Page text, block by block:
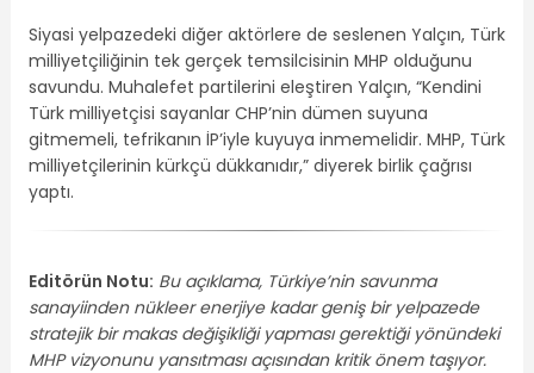
Siyasi yelpazedeki diğer aktörlere de seslenen Yalçın, Türk
milliyetçiliğinin tek gerçek temsilcisinin MHP olduğunu
savundu. Muhalefet partilerini eleştiren Yalçın, “Kendini
Türk milliyetçisi sayanlar CHP’nin dümen suyuna
gitmemeli, tefrikanın İP’iyle kuyuya inmemelidir. MHP, Türk
milliyetçilerinin kürkçü dükkanıdır,” diyerek birlik çağrısı
yaptı.
Editörün Notu: Bu açıklama, Türkiye’nin savunma
sanayiinden nükleer enerjiye kadar geniş bir yelpazede
stratejik bir makas değişikliği yapması gerektiği yönündeki
MHP vizyonunu yansıtması açısından kritik önem taşıyor.